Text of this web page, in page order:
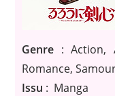
Genre : Action,
Romance,
Issu : Manga